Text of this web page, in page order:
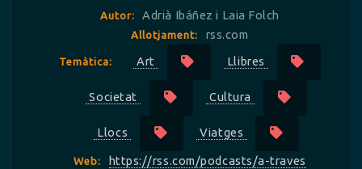
Autor: Adrià Ibáñez i Laia Folch
Allotjament: rss.com
Temàtica: Art Llibres
Societat Cultura
Llocs Viatges
Web: https://rss.com/podcasts/a-traves